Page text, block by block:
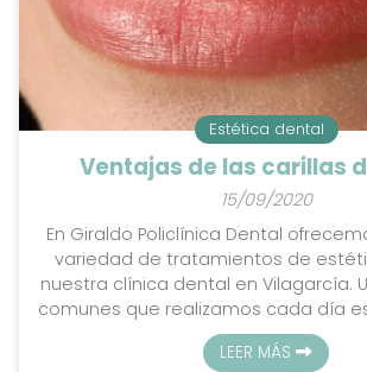
Ventajas de las carillas
15/09/2020
Estética dental
En Giraldo Policlínica Dental
variedad de tratamientos de
nuestra clínica dental en Vilagarcía.
comunes que realizamos cada día
de carillas dentales tanto de
composite gracias a las que
LEER MÁS